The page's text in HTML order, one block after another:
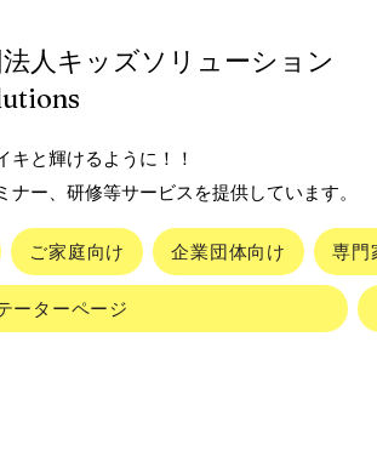
人キッズソリューション
s
と輝けるように！！
ー、研修等サービスを提供しています。
ご家庭向け 企業団体向け 専門
ーターページ